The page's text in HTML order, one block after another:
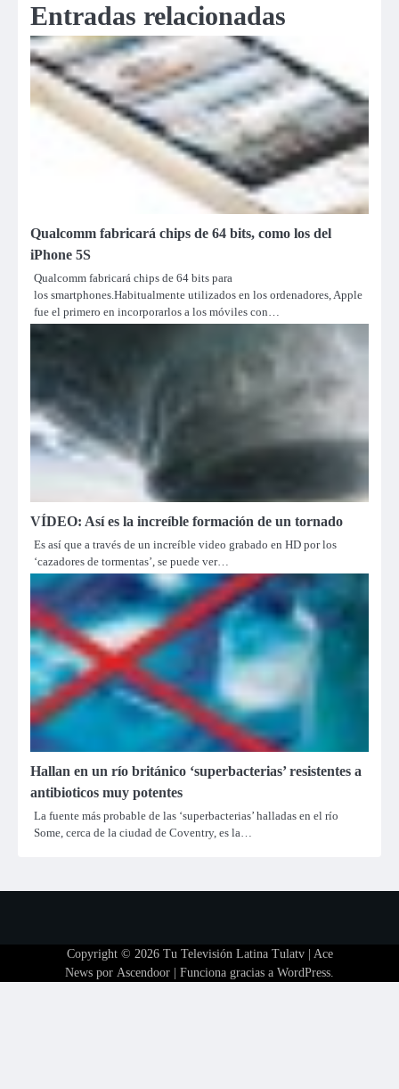
Entradas relacionadas
Qualcomm fabricará chips de 64 bits, como los del
iPhone 5S
Qualcomm fabricará chips de 64 bits para
los smartphones.Habitualmente utilizados en los ordenadores, Apple
fue el primero en incorporarlos a los móviles con…
VÍDEO: Así es la increíble formación de un tornado
Es así que a través de un increíble video grabado en HD por los
‘cazadores de tormentas’, se puede ver…
Hallan en un río británico ‘superbacterias’ resistentes a
antibioticos muy potentes
La fuente más probable de las ‘superbacterias’ halladas en el río
Some, cerca de la ciudad de Coventry, es la…
Copyright © 2026 Tu Televisión Latina Tulatv| Ace
News por Ascendoor | Funciona gracias a WordPress.